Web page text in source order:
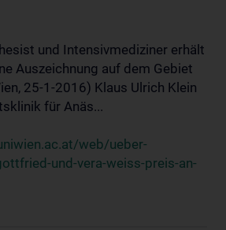
und Intensivmediziner erhält
Auszeichnung auf dem Gebiet
25-1-2016) Klaus Ulrich Klein
für Anäs...
web/ueber-
und-vera-weiss-preis-an-